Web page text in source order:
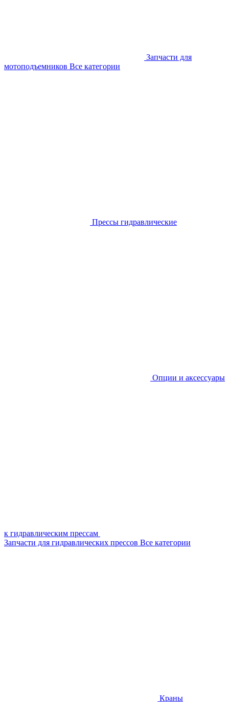
Запчасти для
мотоподъемников Все категории
Прессы гидравлические
Опции и аксессуары
к гидравлическим прессам
Запчасти для гидравлических прессов Все категории
Краны